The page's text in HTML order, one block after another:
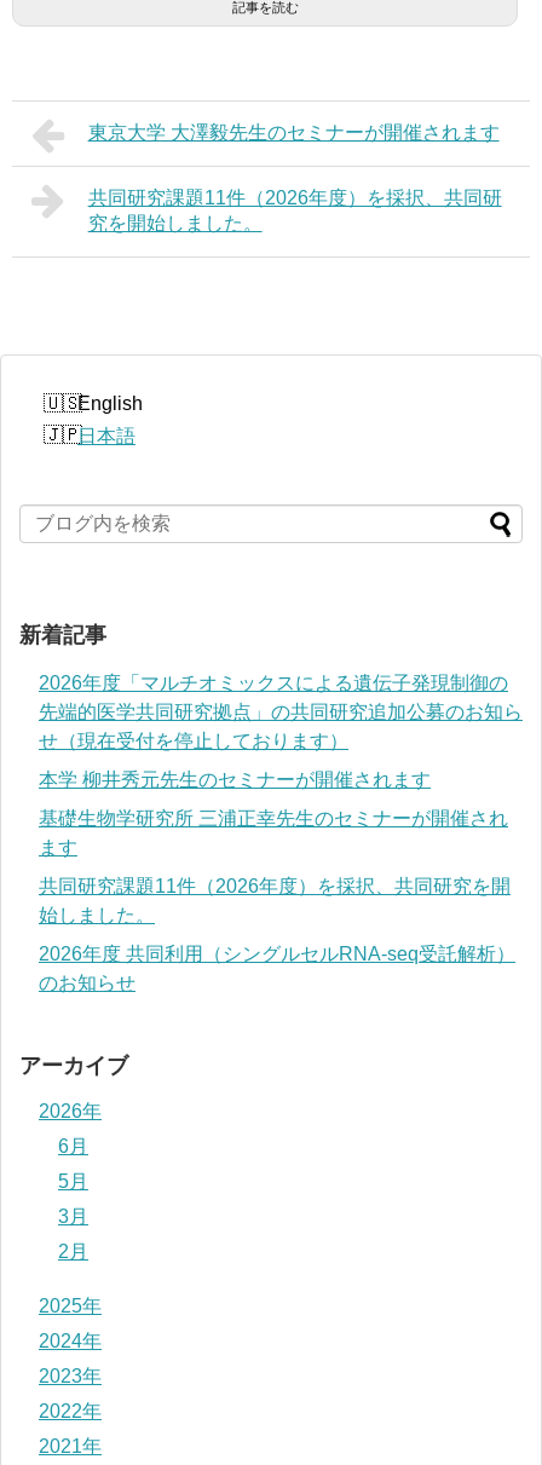
記事を読む
東京大学 大澤毅先生のセミナーが開催されます
共同研究課題11件（2026年度）を採択、共同研
究を開始しました。
English
日本語
新着記事
2026年度「マルチオミックスによる遺伝子発現制御の
先端的医学共同研究拠点」の共同研究追加公募のお知ら
せ（現在受付を停止しております）
本学 柳井秀元先生のセミナーが開催されます
基礎生物学研究所 三浦正幸先生のセミナーが開催され
ます
共同研究課題11件（2026年度）を採択、共同研究を開
始しました。
2026年度 共同利用（シングルセルRNA-seq受託解析）
のお知らせ
アーカイブ
2026年
6月
5月
3月
2月
2025年
2024年
2023年
2022年
2021年